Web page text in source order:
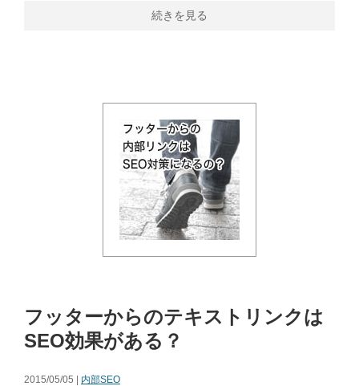
続きを見る
フッターからのテキストリンクは
SEO効果がある？
2015/05/05 | 内部SEO